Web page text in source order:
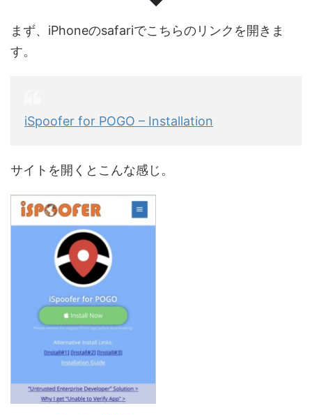
まず、iPhoneのsafariでこちらのリンクを開きま
す。
iSpoofer for POGO – Installation
サイトを開くとこんな感じ。